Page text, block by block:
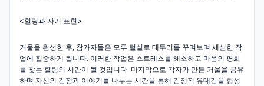
<힐링과 자기 표현>
거울을 완성한 후, 참가자들은 모루 털실로 테두리를 꾸며보며 세심한 작
업에 집중하게 됩니다. 이러한 작업은 스트레스를 해소하고 마음의 평화
를 찾는 힐링의 시간이 될 것입니다. 마지막으로 각자가 만든 거울을 공유
하며 자신의 감정과 이야기를 나누는 시간을 통해 감정적 유대감을 형성